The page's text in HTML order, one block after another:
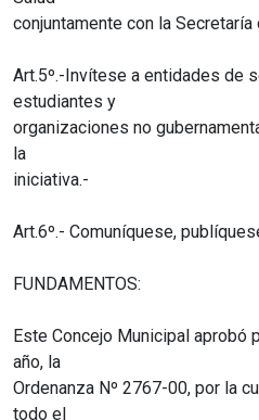
conjuntamente con la Secretaría
Art.5º.-Invítese a entidades de
estudiantes y
organizaciones no
la
iniciativa.-
Art.6º.- Comuníquese,
FUNDAMENTOS:
Este Concejo Municipal aprobó
año, la
Ordenanza Nº 2767-00, por la
todo el